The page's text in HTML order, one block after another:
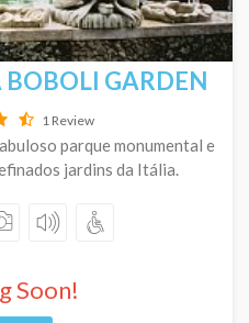
BOBOLI GARDEN
1 Review
parque monumental e
jardins da Itália.
Soon!